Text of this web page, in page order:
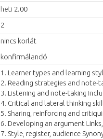
heti 2.00
2
nincs korlát
konfirmálandó
1. Learner types and learning
2. Reading strategies and note-
3. Listening and note-taking
4. Critical and lateral thinking
5. Sharing, reinforcing and
6. Developing an argument
7. Style, register, audience